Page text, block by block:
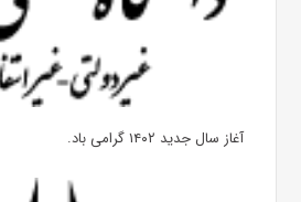
آغاز سال جدید ۱۴۰۲ گرامی باد.